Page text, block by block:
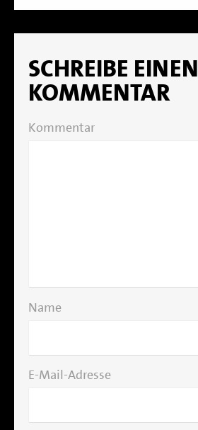
SCHREIBE EINEN
KOMMENTAR
Kommentar
Name
E-Mail-Adresse